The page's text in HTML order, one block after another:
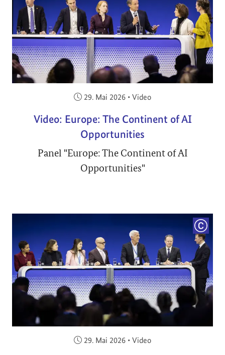
Veröffentlicht am:
29. Mai 2026 • Video
Video: Europe: The Continent of AI
Opportunities
Panel "Europe: The Continent of AI
Opportunities"
Veröffentlicht am:
29. Mai 2026 • Video